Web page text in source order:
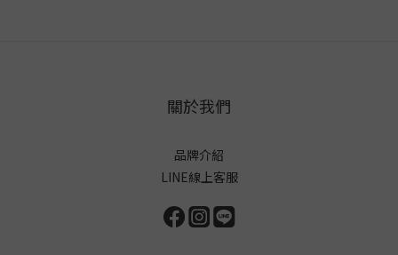
關於我們
品牌介紹
LINE線上客服